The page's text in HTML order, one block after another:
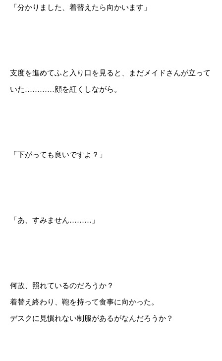
「分かりました、着替えたら向かいます」
支度を進めてふと入り口を見ると、まだメイドさんが立って
いた…………顔を紅くしながら。
「下がっても良いですよ？」
「あ、すみません………」
何故、照れているのだろうか？
着替え終わり、鞄を持って食事に向かった。
デスクに見慣れない制服があるがなんだろうか？